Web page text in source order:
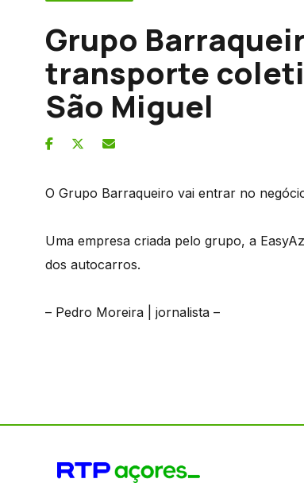
Grupo
transporte
São Miguel
O Grupo Barraqueiro vai entrar no
Uma empresa criada pelo grupo, a
dos autocarros.
– Pedro Moreira | jornalista –